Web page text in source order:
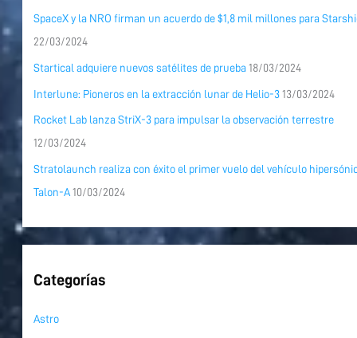
SpaceX y la NRO firman un acuerdo de $1,8 mil millones para
22/03/2024
Startical adquiere nuevos satélites de prueba 18/03/2024
Interlune: Pioneros en la extracción lunar de Helio-3 13/03/2024
Rocket Lab lanza StriX-3 para impulsar la observación terrestre
12/03/2024
Stratolaunch realiza con éxito el primer vuelo del vehículo
Talon-A 10/03/2024
Categorías
Astro